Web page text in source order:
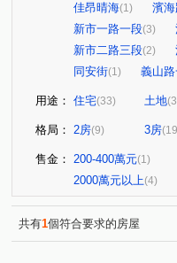
佳昂晴海(1) 濱
新市一路一段(3)
新市二路三段(2)
同安街(1) 義山
用途： 住宅(33) 土地
格局： 2房(9) 3房
售金： 200-400萬元(1)
2000萬元以上(4)
共有1個符合要求的房屋